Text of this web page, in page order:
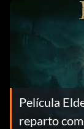
Película
reparto